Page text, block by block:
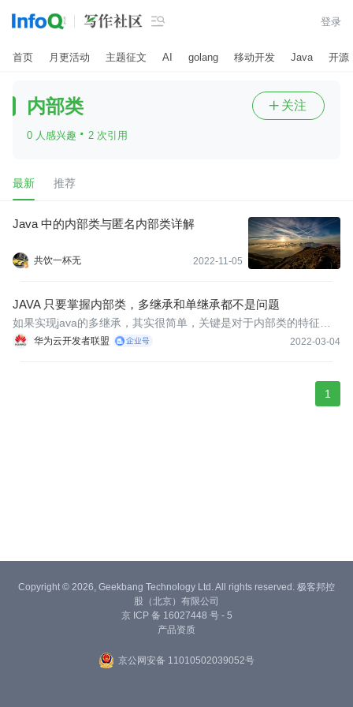
 登录
首页 月更活动 主题征文 AI golang 移动开发 Java 开源
内部类
0 人感兴趣 · 2 次引用
 关注
最新 推荐
Java 中的内部类与匿名内部类详解
共饮一杯无 2022-11-05
JAVA 只要掌握内部类，多继承和单继承都不是问题
华为云开发者联盟 2022-03-04
如果实现java的多继承，其实很简单，关键是对于内部类的特征的
掌握，内部类可以继承一个与外部类无关的类，保证了内部类天然
1
Copyright © 2026, Geekbang Technology Ltd. All rights reserved. 极客邦控
股（北京）有限公司
京 ICP 备 16027448 号 - 5
产品资质
京公网安备 11010502039052号